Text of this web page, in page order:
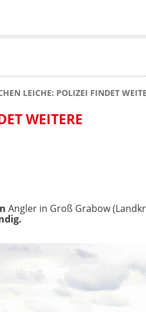
LEICHE: POLIZEI FINDET
WEITERE
Angler in Groß Grabow